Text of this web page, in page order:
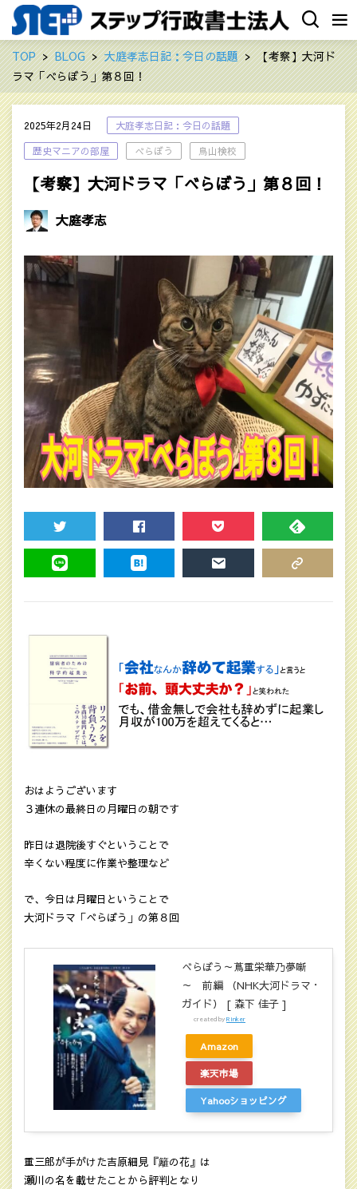
TOP BLOG 大庭孝志日記：今日の話題
【考察】大河ド
ラマ「べらぼう」第８回！
2025年2月24日
大庭孝志日記：今日の話題
歴史マニアの部屋
べらぼう 鳥山検校
【考察】大河ドラマ「べらぼう」第８回！
大庭孝志
TWEET SHARE POCKET FEEDLY
おはようございます
３連休の最終日の月曜日の朝です
昨日は退院後すぐということで
辛くない程度に作業や整理など
で、今日は月曜日ということで
大河ドラマ「べらぼう」の第８回
べらぼう～蔦重栄華乃夢噺
～ 前編 （NHK大河ドラマ・
ガイド） [ 森下 佳子 ]
created byRinker
Amazon
楽天市場
Yahooショッピング
重三郎が手がけた吉原細見『籬の花』は
瀬川の名を載せたことから評判となり